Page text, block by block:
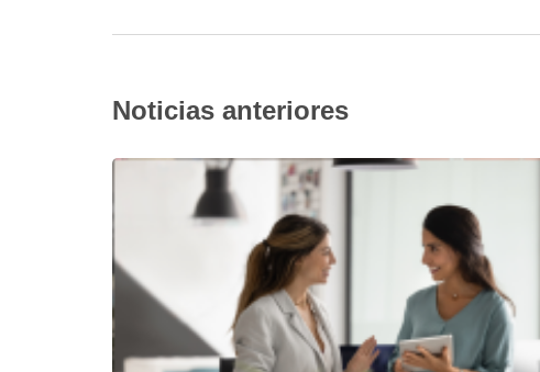
Noticias anteriores